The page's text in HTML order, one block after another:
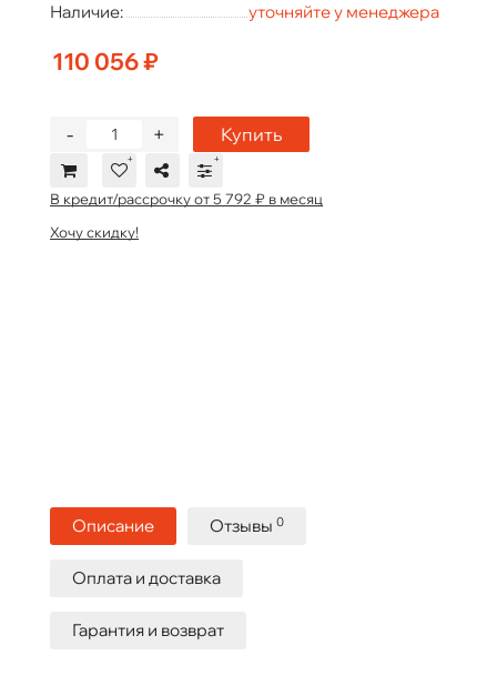
Наличие:
уточняйте у менеджера
110 056 ₽
+
- Купить
В кредит/рассрочку от 5 792 ₽ в месяц
Хочу скидку!
Описание Отзывы 0
Оплата и доставка
Гарантия и возврат